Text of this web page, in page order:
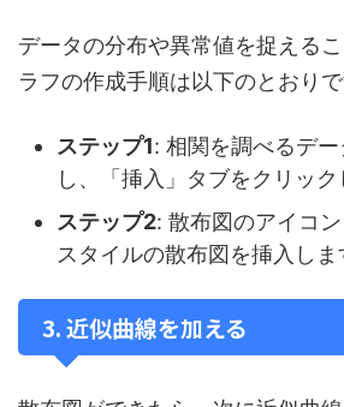
データの分布や異常値を捉える
ラフの作成手順は以下のとおりで
ステップ1: 相関を調べるデ
し、「挿入」タブをクリック
ステップ2: 散布図のアイコ
スタイルの散布図を挿入しま
3. 近似曲線を加える